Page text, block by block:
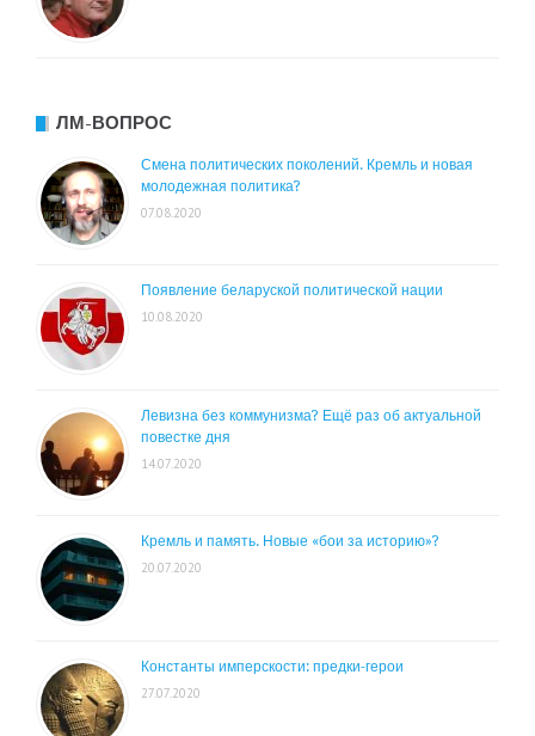
ЛМ-ВОПРОС
Смена политических поколений. Кремль и новая
молодежная политика?
07.08.2020
Появление беларуской политической нации
10.08.2020
Левизна без коммунизма? Ещё раз об актуальной
повестке дня
14.07.2020
Кремль и память. Новые «бои за историю»?
20.07.2020
Константы имперскости: предки-герои
27.07.2020